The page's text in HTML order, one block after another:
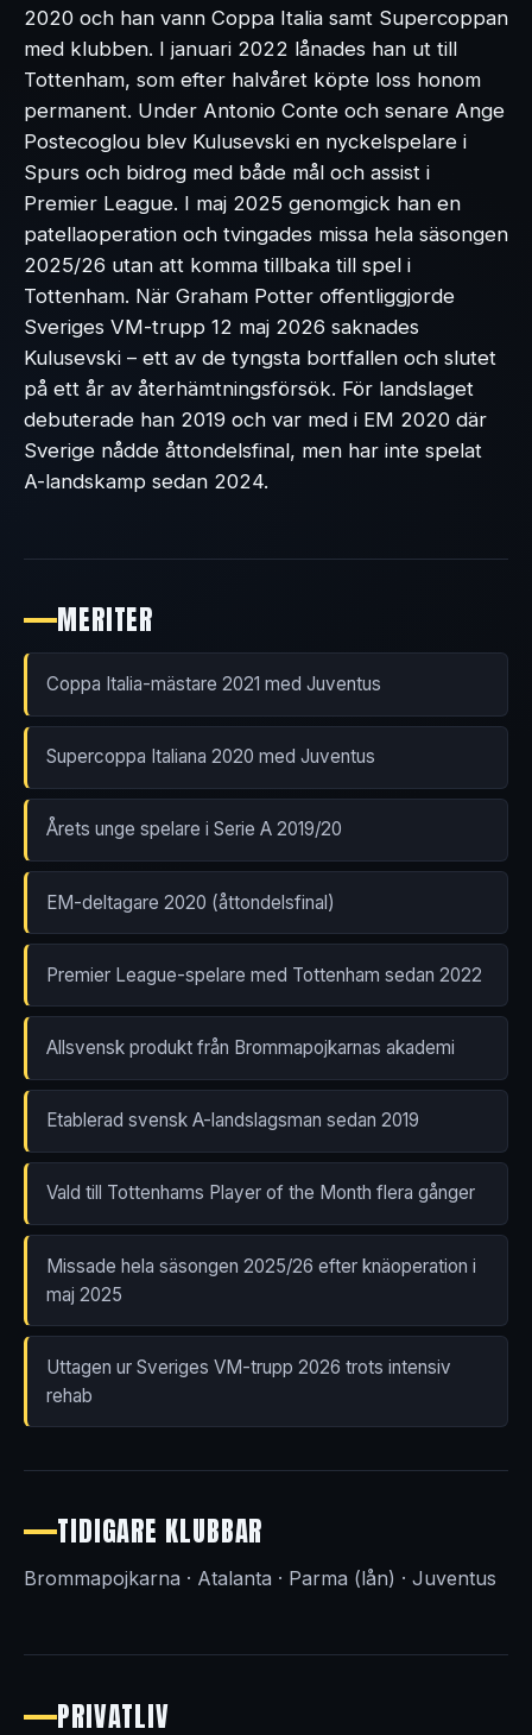
2020 och han vann Coppa Italia samt Supercoppan
med klubben. I januari 2022 lånades han ut till
Tottenham, som efter halvåret köpte loss honom
permanent. Under Antonio Conte och senare Ange
Postecoglou blev Kulusevski en nyckelspelare i
Spurs och bidrog med både mål och assist i
Premier League. I maj 2025 genomgick han en
patellaoperation och tvingades missa hela säsongen
2025/26 utan att komma tillbaka till spel i
Tottenham. När Graham Potter offentliggjorde
Sveriges VM-trupp 12 maj 2026 saknades
Kulusevski – ett av de tyngsta bortfallen och slutet
på ett år av återhämtningsförsök. För landslaget
debuterade han 2019 och var med i EM 2020 där
Sverige nådde åttondelsfinal, men har inte spelat
A-landskamp sedan 2024.
MERITER
Coppa Italia-mästare 2021 med Juventus
Supercoppa Italiana 2020 med Juventus
Årets unge spelare i Serie A 2019/20
EM-deltagare 2020 (åttondelsfinal)
Premier League-spelare med Tottenham sedan 2022
Allsvensk produkt från Brommapojkarnas akademi
Etablerad svensk A-landslagsman sedan 2019
Vald till Tottenhams Player of the Month flera gånger
Missade hela säsongen 2025/26 efter knäoperation i
maj 2025
Uttagen ur Sveriges VM-trupp 2026 trots intensiv
rehab
TIDIGARE KLUBBAR
Brommapojkarna · Atalanta · Parma (lån) · Juventus
PRIVATLIV